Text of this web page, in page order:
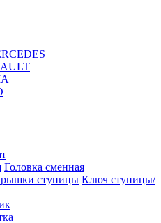
Головка сменная
Ключ ступицы/